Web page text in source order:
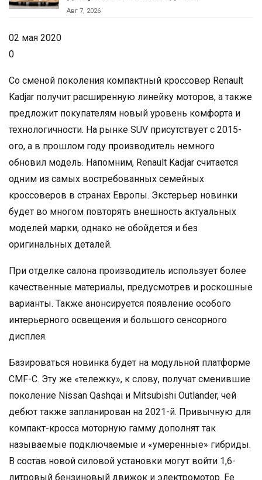
Авг 7, 2026
02 мая 2020
0
Со сменой поколения компактный кроссовер Renault
Kadjar получит расширенную линейку моторов, а также
предложит покупателям новый уровень комфорта и
технологичности. На рынке SUV присутствует с 2015-
ого, а в прошлом году производитель немного
обновил модель. Напомним, Renault Kadjar считается
одним из самых востребованных семейных
кроссоверов в странах Европы. Экстерьер новинки
будет во многом повторять внешность актуальных
моделей марки, однако не обойдется и без
оригинальных деталей.
При отделке салона производитель использует более
качественные материалы, предусмотрев и роскошные
варианты. Также анонсируется появление особого
интерьерного освещения и большого сенсорного
дисплея.
Базироваться новинка будет на модульной платформе
CMF-C. Эту же «тележку», к слову, получат сменившие
поколение Nissan Qashqai и Mitsubishi Outlander, чей
дебют также запланирован на 2021-й. Привычную для
компакт-кросса моторную гамму дополнят так
называемые подключаемые и «умеренные» гибриды.
В состав новой силовой установки могут войти 1,6-
литровый бензиновый движок и электромотор. Ее